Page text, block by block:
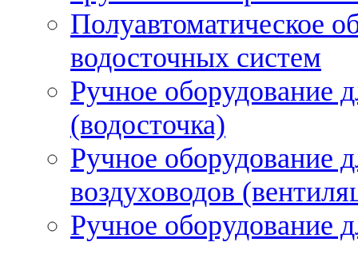
Полуавтоматическое
водосточных систем
Ручное оборудование
(водосточка)
Ручное оборудование
воздуховодов
Ручное оборудование